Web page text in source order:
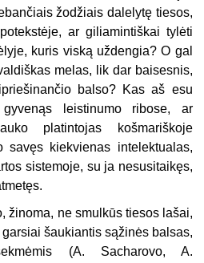
žodžiais dalelytę tiesos,
ar giliamintiškai tylėti
kuris viską uždengia? O gal
melas, lik dar baisesnis,
balso? Kas aš esu
gyvenąs leistinumo ribose, ar
platintojas košmariškoje
savęs kiekvienas intelektualas,
sistemoje, su ja nesusitaikęs,
žinoma, ne smulkūs tiesos lašai,
šaukiantis sąžinės balsas,
(A. Sacharovo, A.